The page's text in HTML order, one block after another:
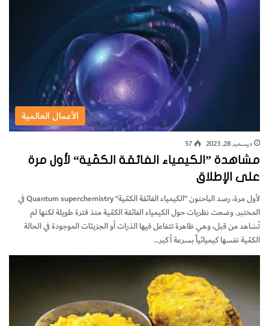
الأعمال العالمية
ديسمبر 28, 2023 57
مشاهدة ”الكيمياء الفائقة الكمّية“ لأول مرة
على الإطلاق
‬الكمّية‭ ‬نفسها‭ ‬كيميائياً‭ ‬بسرعة‭ ‬أكبر‭…